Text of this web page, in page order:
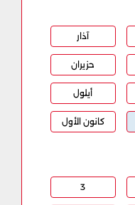
آذار
حزيران
أيلول
كانون الأول
3